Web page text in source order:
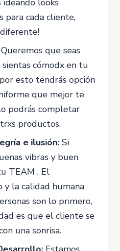
ideando looks
para cada cliente,
diferente!
Queremos que seas
cómodx en tu
esto tendrás opción
que mejor te
podrás completar
productos.
e ilusión: Si
vibras y buen
TEAM . El
y la calidad humana
son lo primero,
es que el cliente se
una sonrisa.